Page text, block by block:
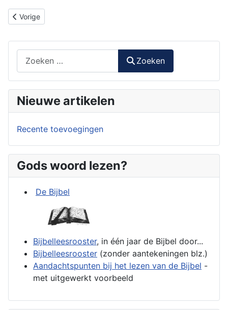
Vorig artikel: Jezus Christus: Profeet, Priester en Koning
Vorige
Zoeken
Nieuwe artikelen
Recente toevoegingen
Gods woord lezen?
De Bijbel
Bijbelleesrooster, in één jaar de Bijbel door...
Bijbelleesrooster (zonder aantekeningen blz.)
Aandachtspunten bij het lezen van de Bijbel -
met uitgewerkt voorbeeld